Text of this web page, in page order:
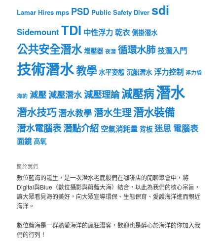
Lamar Hires mps PSD Public Safety Diver sdi
Sidemount TDI 中性浮力乾衣 側掛潛水
公共安全潛水 增壓器 夜潛 循環水肺技潛入門
技術潛水教學 水平姿態 沉船潛水 浮力控制 浮力袋
海豹 減壓減壓潛水減壓理論減壓病潛水
潛水技巧潛水教學潛水生理潛水裝備
潛水電腦表潛點介紹 空氣消耗量 背板 迷思 電腦表
面鏡 高氧
關於我們
數位藍海的誕生，是一次潛水老屁股們在咖啡店的閒聊聚會中，將
Digital與Blue（數位攝影與蔚藍大海）結合，以此為我們的核心宗旨，
讓大眾看見海的美好，向大眾宣導環保、生態保育、愛護海洋進而親近
海洋。
數位藍海是一群熱愛海洋的瘋狂潛客，歡迎也是醉心於海洋的你加入我
們的行列！